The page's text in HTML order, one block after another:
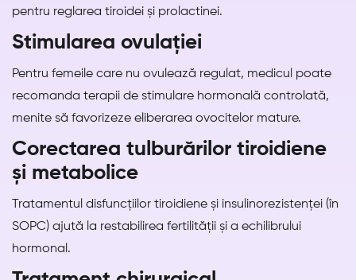
pentru reglarea tiroidei și prolactinei.
Stimularea ovulației
Pentru femeile care nu ovulează regulat, medicul poate
recomanda terapii de stimulare hormonală controlată,
menite să favorizeze eliberarea ovocitelor mature.
Corectarea tulburărilor tiroidiene
și metabolice
Tratamentul disfuncțiilor tiroidiene și insulinorezistenței (în
SOPC) ajută la restabilirea fertilității și a echilibrului
hormonal.